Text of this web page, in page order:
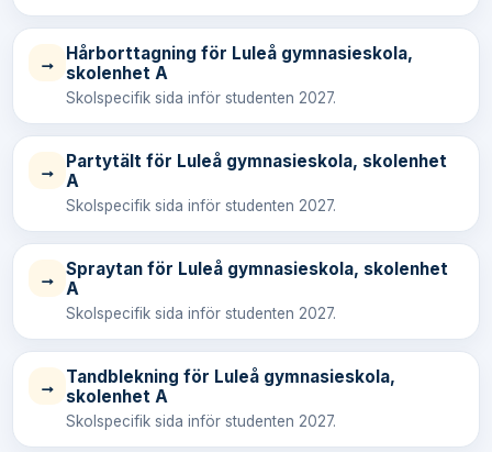
→
Hårborttagning för Luleå gymnasieskola,
skolenhet A
Skolspecifik sida inför studenten 2027.
→
Partytält för Luleå gymnasieskola, skolenhet
A
Skolspecifik sida inför studenten 2027.
→ Spraytan för Luleå gymnasieskola, skolenhet
A
Skolspecifik sida inför studenten 2027.
→
Tandblekning för Luleå gymnasieskola,
skolenhet A
Skolspecifik sida inför studenten 2027.